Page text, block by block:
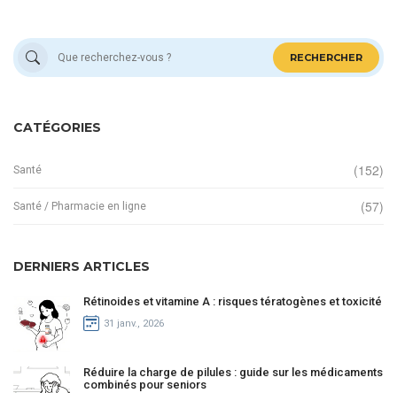
RECHERCHER
CATÉGORIES
Santé (152)
Santé / Pharmacie en ligne (57)
DERNIERS ARTICLES
Rétinoides et vitamine A : risques tératogènes et toxicité
31 janv., 2026
Réduire la charge de pilules : guide sur les médicaments
combinés pour seniors